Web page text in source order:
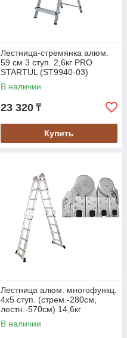
Лестница-стремянка алюм.
59 см 3 ступ. 2,6кг PRO
STARTUL (ST9940-03)
В наличии
23 320 ₸
Купить
Лестница алюм. многофункц.
4х5 ступ. (стрем.-280см,
лестн.-570см) 14,6кг
STARTUL (ST9732-05)
В наличии